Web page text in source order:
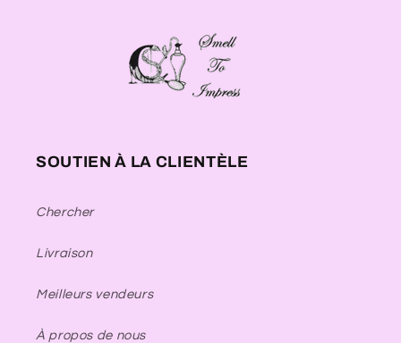
SOUTIEN À LA CLIENTÈLE
Chercher
Livraison
Meilleurs vendeurs
À propos de nous